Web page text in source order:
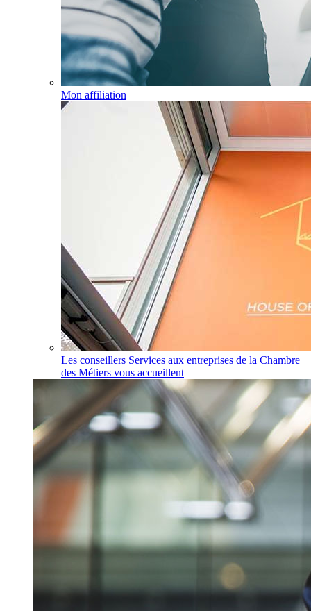
Mon affiliation
Les conseillers Services aux entreprises de la Chambre
des Métiers vous accueillent